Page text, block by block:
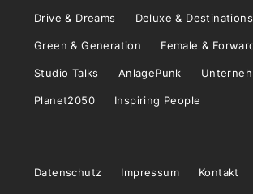
Drive & Dreams Deluxe & Destinations
Green & Generation Female &
Studio Talks AnlagePunk
Planet2050 Inspiring People
Datenschutz Impressum Kontakt